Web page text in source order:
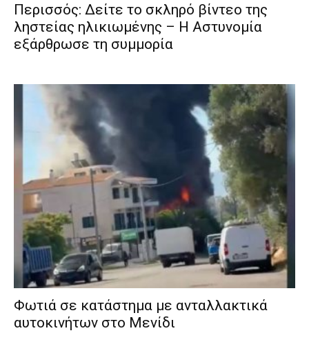
Περισσός: Δείτε το σκληρό βίντεο της
ληστείας ηλικιωμένης – Η Αστυνομία
εξάρθρωσε τη συμμορία
Φωτιά σε κατάστημα με ανταλλακτικά
αυτοκινήτων στο Μενίδι